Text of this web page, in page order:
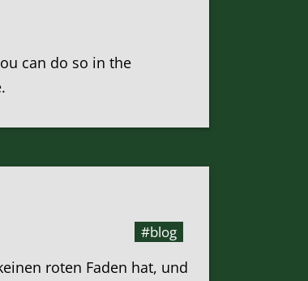
can do so in the
#blog
roten Faden hat, und